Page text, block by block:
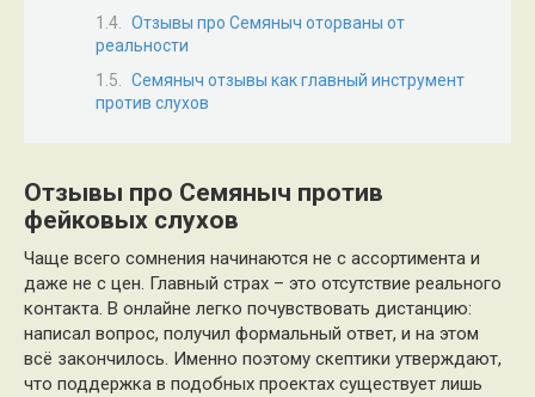
Отзывы про Семяныч оторваны от
реальности
Семяныч отзывы как главный инструмент
против слухов
Отзывы про Семяныч против
фейковых слухов
Чаще всего сомнения начинаются не с ассортимента и
даже не с цен. Главный страх – это отсутствие реального
контакта. В онлайне легко почувствовать дистанцию:
написал вопрос, получил формальный ответ, и на этом
всё закончилось. Именно поэтому скептики утверждают,
что поддержка в подобных проектах существует лишь